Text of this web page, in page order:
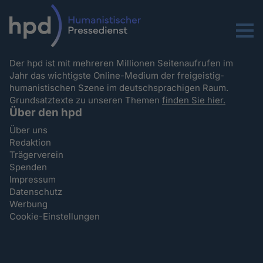
Menu
Der hpd ist mit mehreren Millionen Seitenaufrufen im
Jahr das wichtigste Online-Medium der freigeistig-
humanistischen Szene im deutschsprachigen Raum.
Grundsatztexte zu unseren Themenfinden Sie hier.
Über den hpd
Über uns
Redaktion
Trägerverein
Spenden
Impressum
Datenschutz
Werbung
Cookie-Einstellungen